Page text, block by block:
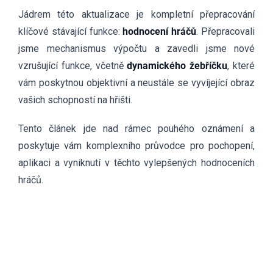
Jádrem této aktualizace je kompletní přepracování
klíčové stávající funkce:hodnocení hráčů. Přepracovali
jsme mechanismus výpočtu a zavedli jsme nové
vzrušující funkce, včetnědynamického žebříčku, které
vám poskytnou objektivní a neustále se vyvíjející obraz
vašich schopností na hřišti.
Tento článek jde nad rámec pouhého oznámení a
poskytuje vám komplexního průvodce pro pochopení,
aplikaci a vyniknutí v těchto vylepšených hodnoceních
hráčů.